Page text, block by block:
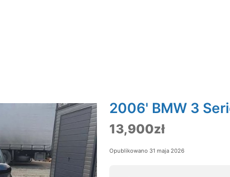
2006' BMW 3
13,900zł
Opublikowano 31 maja 2026